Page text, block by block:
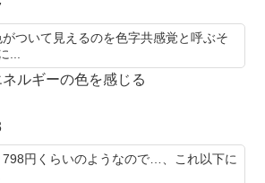
ついて見えるのを色字共感覚と呼ぶそ
...
ルギーの色を感じる
798円くらいのようなので…、これ以下に